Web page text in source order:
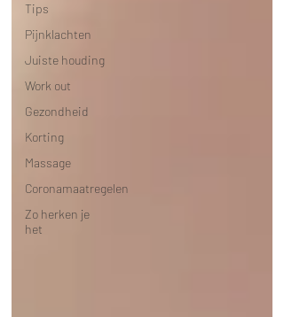
Tips
Pijnklachten
Juiste houding
Work out
Gezondheid
Korting
Massage
Coronamaatregelen
Zo herken je
het